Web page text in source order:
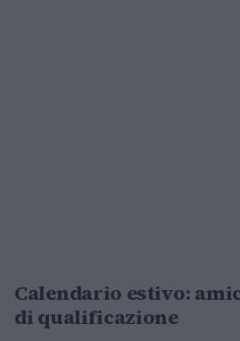
Calendario estivo:
di qualificazione